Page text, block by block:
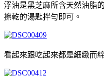
浮油是黑芝麻所含天然油脂
擦乾的湯匙拌勻即可。
看起來跟吃起來都是細緻而